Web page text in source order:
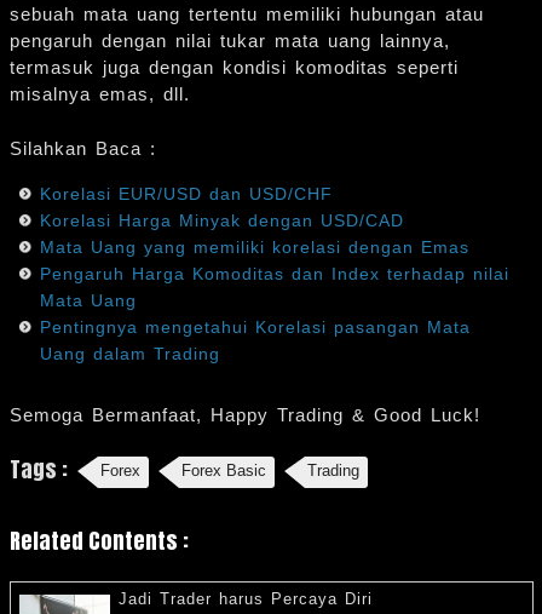
sebuah mata uang tertentu memiliki hubungan atau
pengaruh dengan nilai tukar mata uang lainnya,
termasuk juga dengan kondisi komoditas seperti
misalnya emas, dll.
Silahkan Baca :
Korelasi EUR/USD dan USD/CHF
Korelasi Harga Minyak dengan USD/CAD
Mata Uang yang memiliki korelasi dengan Emas
Pengaruh Harga Komoditas dan Index terhadap nilai
Mata Uang
Pentingnya mengetahui Korelasi pasangan Mata
Uang dalam Trading
Semoga Bermanfaat, Happy Trading & Good Luck!
Tags : Forex Forex Basic Trading
Related Contents :
Jadi Trader harus Percaya Diri